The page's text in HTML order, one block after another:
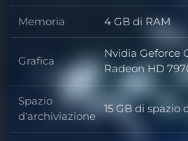
Memoria Memoria
4 GB di RAM
Grafica Grafica
Nvidia Geforce
Radeon HD
Spazio
d'archiviazione Spazio
15 GB di spazio